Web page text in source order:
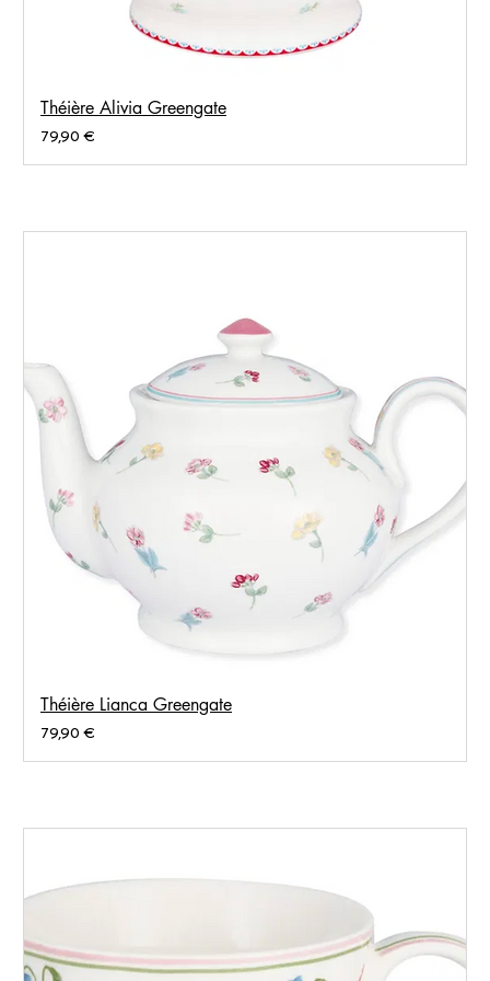
Théière Alivia Greengate
Prix
79,90 €
Théière Lianca Greengate
Prix
79,90 €